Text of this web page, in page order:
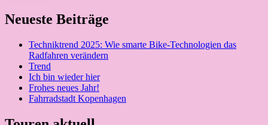
Tour
d’Allemagne
Neueste Beiträge
Techniktrend 2025: Wie smarte Bike-Technologien das
Radfahren verändern
Trend
Ich bin wieder hier
Frohes neues Jahr!
Fahrradstadt Kopenhagen